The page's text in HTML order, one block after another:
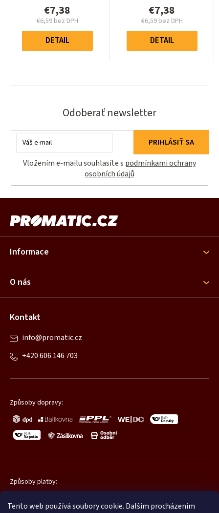
Tento web používá soubory cookie. Dalším procházením
0,0
z
hviezdičiek.
€7,38
€6,59 bez DPH
Jednotková
cena:
DETAIL
0,0
z
hviezdičiek.
€7,38
€6,59 bez DPH
Jednotková
cena:
DETAIL
Odoberať newsletter
Email
Vložením e-mailu souhlasíte s podmínkami ochrany
osobních údajů
PRIHLÁSIŤ SA
p
t
e
Informace
O nás
Kontakt
info@promatic.cz
+420 606 146 703
Způsoby dopravy:
Způsoby platby: